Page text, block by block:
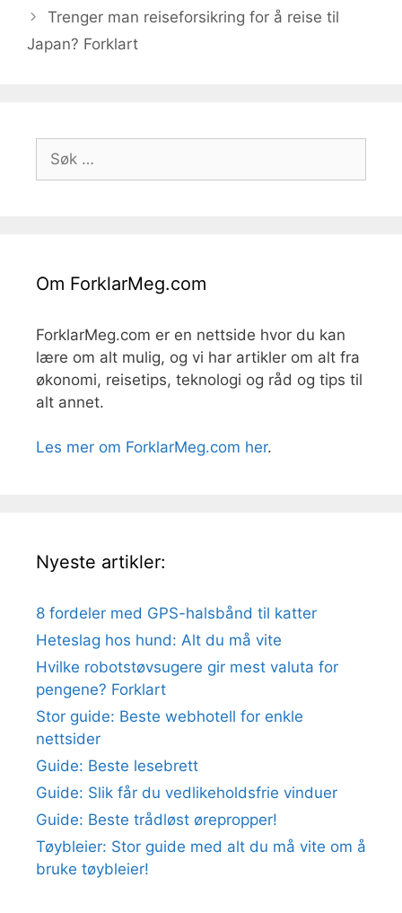
Trenger man reiseforsikring for å reise til
Japan? Forklart
etter:
Om ForklarMeg.com
ForklarMeg.com er en nettside hvor du kan
lære om alt mulig, og vi har artikler om alt fra
økonomi, reisetips, teknologi og råd og tips til
alt annet.
Les mer om ForklarMeg.com her.
Nyeste artikler:
8 fordeler med GPS-halsbånd til katter
Heteslag hos hund: Alt du må vite
Hvilke robotstøvsugere gir mest valuta for
pengene? Forklart
Stor guide: Beste webhotell for enkle
nettsider
Guide: Beste lesebrett
Guide: Slik får du vedlikeholdsfrie vinduer
Guide: Beste trådløst ørepropper!
Tøybleier: Stor guide med alt du må vite om å
bruke tøybleier!